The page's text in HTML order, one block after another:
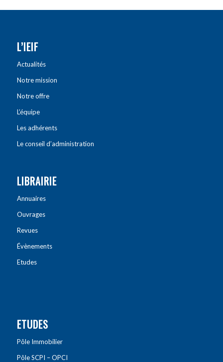
L’IEIF
Actualités
Notre mission
Notre offre
L’équipe
Les adhérents
Le conseil d’administration
LIBRAIRIE
Annuaires
Ouvrages
Revues
Évènements
Etudes
ETUDES
Pôle Immobilier
Pôle SCPI – OPCI